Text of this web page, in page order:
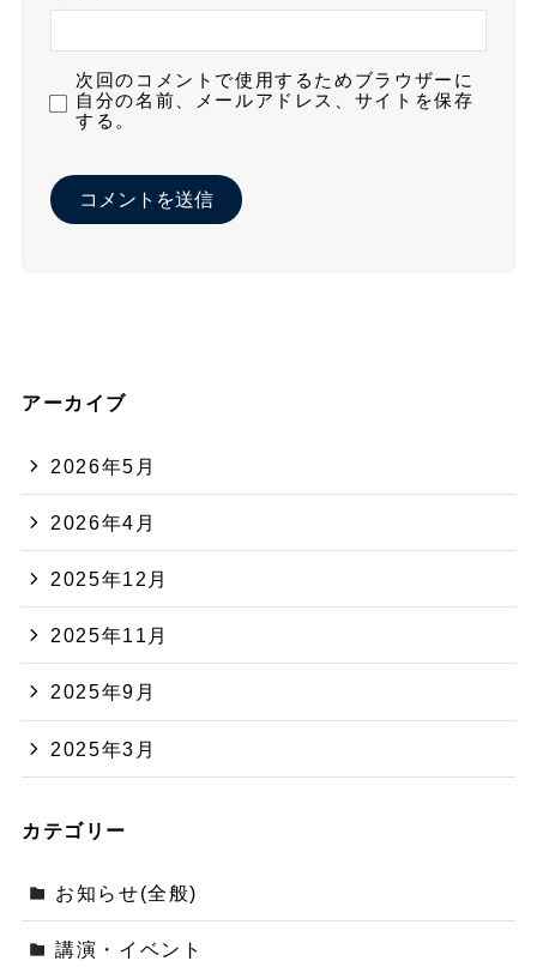
次回のコメントで使用するためブラウザーに
自分の名前、メールアドレス、サイトを保存
する。
アーカイブ
2026年5月
2026年4月
2025年12月
2025年11月
2025年9月
2025年3月
カテゴリー
お知らせ(全般)
講演・イベント